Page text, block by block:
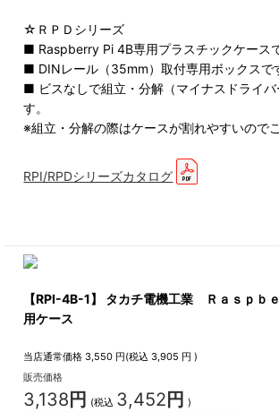
☆ＲＰＤシリーズ
■ Raspberry Pi 4B専用プラスチックケースで
■ DINレール（35mm）取付専用ボックスで
■ ビスなしで組立・分解（マイナスドライ
す。
※組立・分解の際はケースが割れやすいので
RPI/RPDシリーズカタログ
【RPI-4B-1】 タカチ電機工業 Ｒａｓｐｂ
用ケース
当店通常価格 3,550 円(税込 3,905 円 )
販売価格
3,138 円 (税込 3,452 円 )